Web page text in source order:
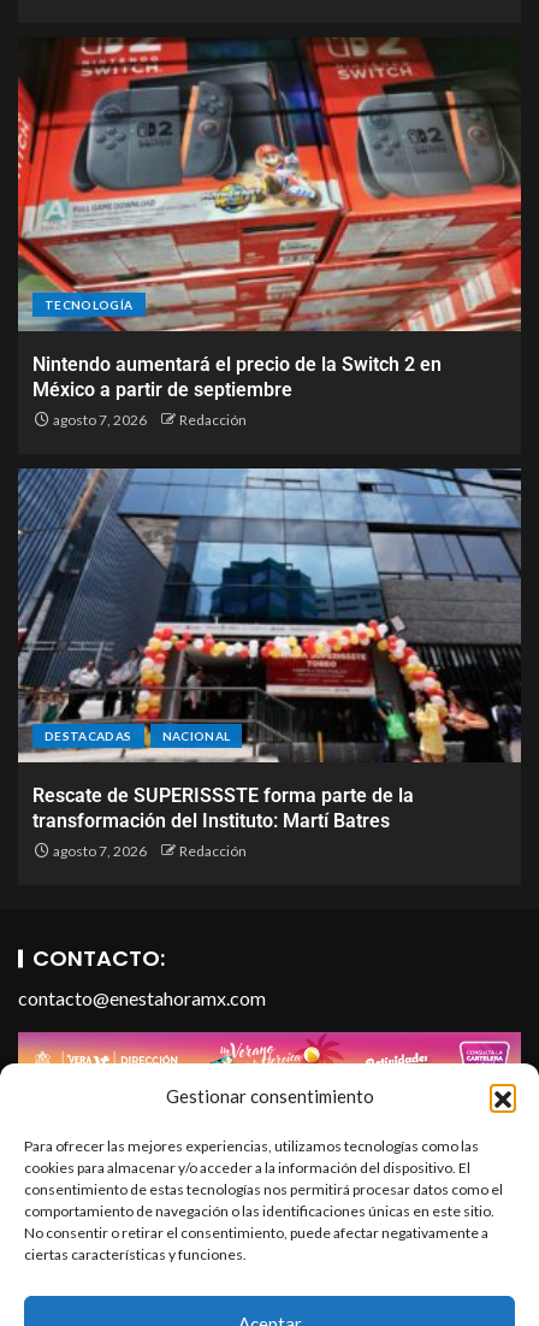
Gestionar consentimiento
Para ofrecer las mejores experiencias, utilizamos tecnologías como las
cookies para almacenar y/o acceder a la información del dispositivo. El
consentimiento de estas tecnologías nos permitirá procesar datos como el
comportamiento de navegación o las identificaciones únicas en este sitio.
No consentir o retirar el consentimiento, puede afectar negativamente a
ciertas características y funciones.
TECNOLOGÍA
Nintendo aumentará el precio de la Switch 2 en
México a partir de septiembre
agosto 7, 2026 Redacción
DESTACADAS NACIONAL
Rescate de SUPERISSSTE forma parte de la
transformación del Instituto: Martí Batres
agosto 7, 2026 Redacción
CONTACTO:
contacto@enestahoramx.com
SOBRE NOSOTROS
En Esta Hora Media es un portal informativo que forma parte